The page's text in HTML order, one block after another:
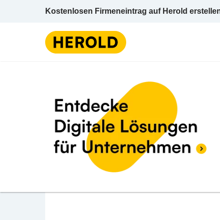
Kostenlosen Firmeneintrag auf Herold
BEWERTUNG ABGEBEN
Haider Robert
Dorfstraße 48 8654 Fischbach Weiz
Bäckereien